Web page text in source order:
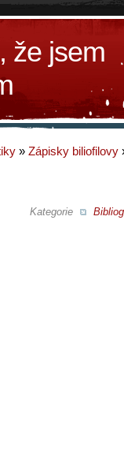
že jsem
» Zápisky biliofilovy
Kategorie